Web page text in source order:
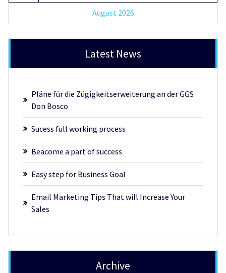
August 2026
Latest News
Pläne für die Zügigkeitserweiterung an der GGS
Don Bosco
Sucess full working process
Beacome a part of success
Easy step for Business Goal
Email Marketing Tips That will Increase Your
Sales
Archive